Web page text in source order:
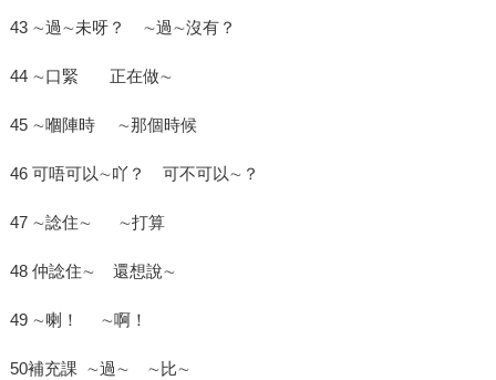
43 ∼過∼未呀？ ∼過∼沒有？
44 ∼口緊 正在做∼
45 ∼嗰陣時 ∼那個時候
46 可唔可以∼吖？ 可不可以∼？
47 ∼諗住∼ ∼打算
48 仲諗住∼ 還想說∼
49 ∼喇！ ∼啊！
50補充課 ∼過∼ ∼比∼